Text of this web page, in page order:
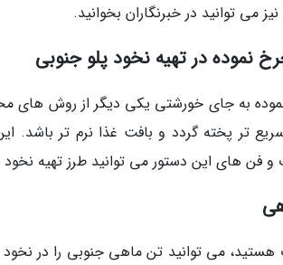
می توانید در خبرنگاران بخوانید.
نموده در تهیه نخود پلو جنوبی
به جای خورشتی یکی دیگر از روش های
تر پخته گردد و بافت غذا نرم تر باشد.
و فن های این دستور می توانید طرز تهیه
می توانید تن ماهی جنوبی را در نخود